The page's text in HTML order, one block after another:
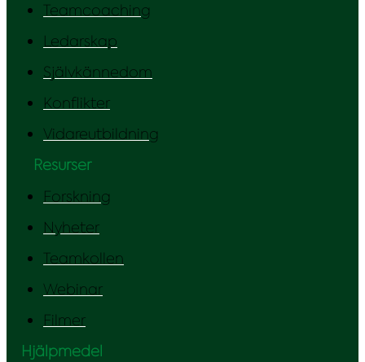
Teamcoaching
Ledarskap
Självkännedom
Konflikter
Vidareutbildning
Resurser
Forskning
Nyheter
Teamkollen
Webinar
Filmer
Hjälpmedel